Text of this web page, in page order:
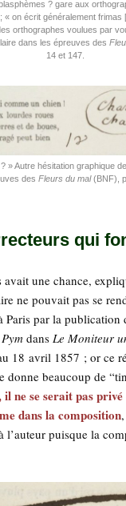
? gare aux
« on écrit géné­ra­le­ment fri­mas
ortho­graphes vou­lues par
dans les épreuves des
14 et 147.
» Autre hési­ta­tion gra­phique
des Fleurs du mal(BNF),
qui
avait une chance,
ne pou­vait pas se
Paris par la publi­ca­tion
dans Le Moni­teur
18 avril 1857 ; or ce
donne beau­coup de
il ne se serait pas
dans la com­po­si­tion
l’auteur puisque la